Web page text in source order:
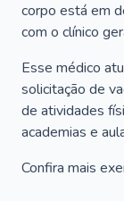
corpo está em
com o clínico
Esse médico
solicitação de
de atividades
academias e
Confira mais